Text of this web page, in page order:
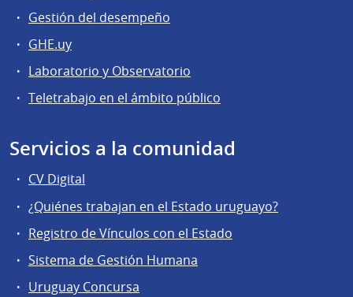
Gestión del desempeño
GHE.uy
Laboratorio y Observatorio
Teletrabajo en el ámbito público
Servicios a la comunidad
CV Digital
¿Quiénes trabajan en el Estado uruguayo?
Registro de Vínculos con el Estado
Sistema de Gestión Humana
Uruguay Concursa